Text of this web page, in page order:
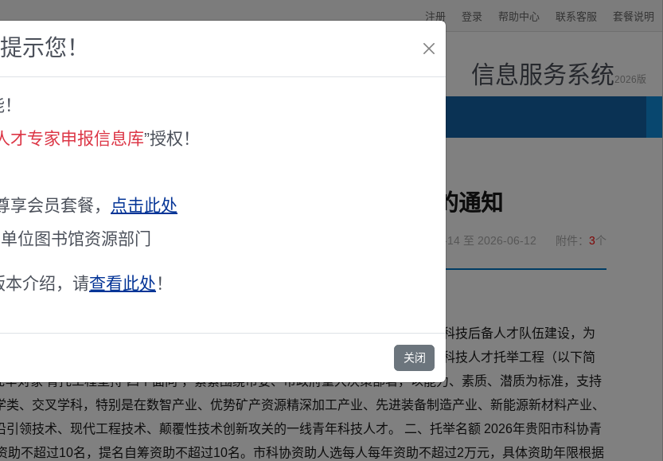
注册 登录 帮助中心 联系客服 套餐说明
信息服务系统2026版
托举工程托举对象遴选工作的通知
青年科技人才托举工程托举对象遴选工作的通知
2026-05-14 至 2026-06-12 附件： 3个
校和企事业科协，市科协团体会员单位，各有关单位： 为进一步加强贵阳市科技后备人才队伍建设，为
科技人才托举工程管理办法（试行）》，现将开展2026年度贵阳市科协青年科技人才托举工程（以下简
对象 青托工程坚持“四个面向”，紧紧围绕市委、市政府重大决策部署，以能力、素质、潜质为标准，支持
、交叉学科，特别是在数智产业、优势矿产资源精深加工产业、先进装备制造产业、新能源新材料产业、
领技术、现代工程技术、颠覆性技术创新攻关的一线青年科技人才。 二、托举名额 2026年贵阳市科协青
不超过10名，提名自筹资助不超过10名。市科协资助人选每人每年资助不超过2万元，具体资助年限根据
示您！
才专家申报信息库”授权！
享会员套餐，
点击此处
位图书馆资源部门
本介绍，请查看此处 ！
关闭